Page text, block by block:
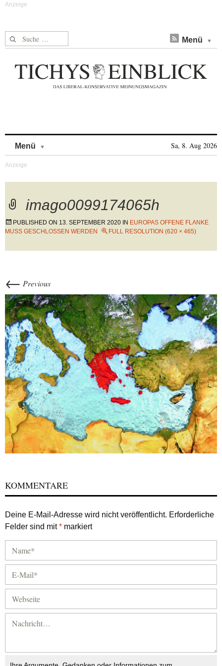
Suche nach: Menü
Menü Sa, 8. Aug 2026
imago0099174065h
PUBLISHED ON 13. SEPTEMBER 2020 IN EUROPAS OFFENE FLANKE
MUSS GESCHLOSSEN WERDEN
FULL RESOLUTION (620 × 465)
← Previous
KOMMENTARE
Deine E-Mail-Adresse wird nicht veröffentlicht. Erforderliche
Felder sind mit* markiert